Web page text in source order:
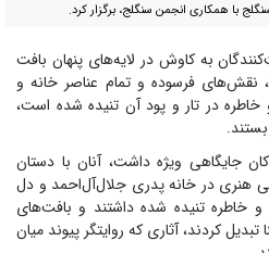
با همکاری انجمن سنگلج، برگزار کرد.
به کاوش در لایه‌های پنهان بافت
نقش‌های فرسوده و تمام عناصر خانه و
در تار و پود آن تنیده شده است،
جایگاهی ویژه داشت، آنان با دستان
هنری در خانه پدری جلال‌آل‌احمد و دل
خاطره تنیده شده داشتند و بافت‌های
کردند، آثاری که روایتگر پیوند میان